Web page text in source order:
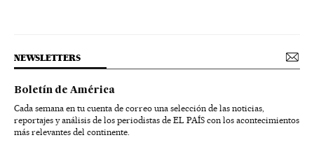
NEWSLETTERS
Boletín de América
Cada semana en tu cuenta de correo una selección de las noticias,
reportajes y análisis de los periodistas de EL PAÍS con los acontecimientos
más relevantes del continente.